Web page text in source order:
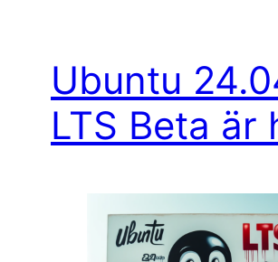
Ubuntu
LTS Beta är